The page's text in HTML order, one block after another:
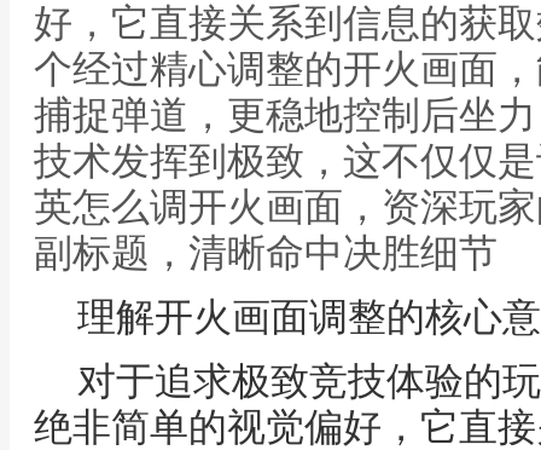
好，它直接关系到信息的获
个经过精心调整的开火画面
捕捉弹道，更稳地控制后坐
技术发挥到极致，这不仅仅
英怎么调开火画面，资深玩
副标题，清晰命中决胜细节
理解开火画面调整的核心
对于追求极致竞技体验的
绝非简单的视觉偏好，它直